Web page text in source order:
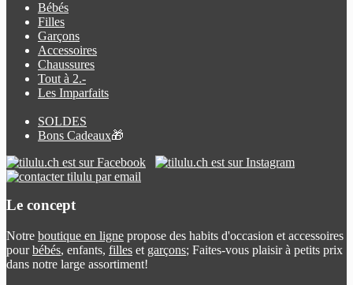
Bébés
Filles
Garçons
Accessoires
Chaussures
Tout à 2.-
Les Imparfaits
SOLDES
Bons Cadeaux🎁
Le concept
Notre boutique en ligne propose des habits d'occasion et accessoires
pourbébés, enfants, filles et garçons; Faites-vous plaisir à petits prix
dans notre large assortiment!